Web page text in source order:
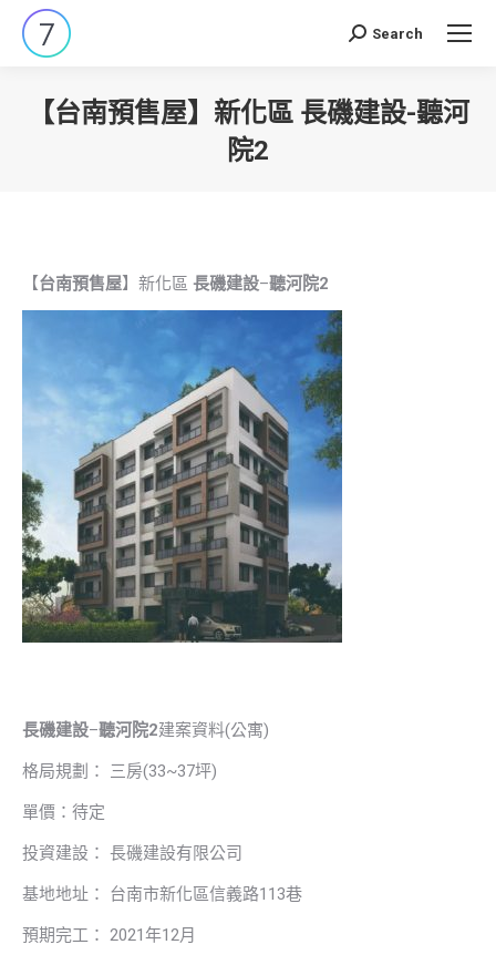
Search:
Search
【台南預售屋】新化區 長磯建設-聽河
院2
【台南預售屋】新化區 長磯建設–聽河院2
長磯建設–聽河院2建案資料(公寓)
格局規劃： 三房(33~37坪)
單價：待定
投資建設： 長磯建設有限公司
基地地址： 台南市新化區信義路113巷
預期完工： 2021年12月